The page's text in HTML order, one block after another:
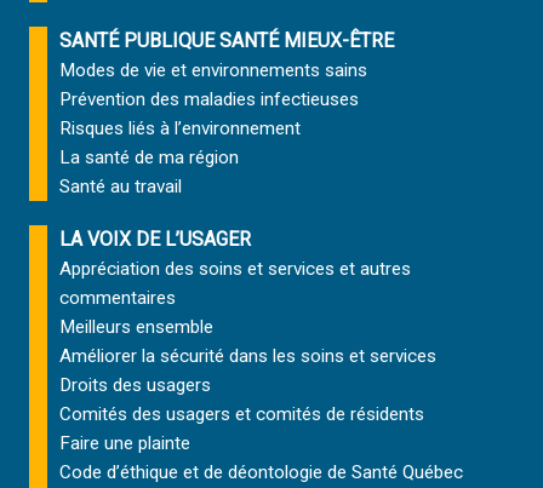
SANTÉ PUBLIQUE SANTÉ MIEUX-ÊTRE
Modes de vie et environnements sains
Prévention des maladies infectieuses
Risques liés à l’environnement
La santé de ma région
Santé au travail
LA VOIX DE L’USAGER
Appréciation des soins et services et autres
commentaires
Meilleurs ensemble
Améliorer la sécurité dans les soins et services
Droits des usagers
Comités des usagers et comités de résidents
Faire une plainte
Code d’éthique et de déontologie de Santé Québec